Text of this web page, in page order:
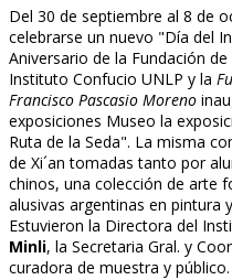
Del 30 de septiembre al 8 de
celebrarse un nuevo "Día del
Aniversario de la Fundación
Instituto Confucio UNLP y la
Francisco Pascasio Moreno
exposiciones Museo la
Ruta de la Seda". La misma
de Xi´an tomadas tanto por
chinos, una colección de arte
alusivas argentinas en pintura
Estuvieron la Directora del
Minli, la Secretaria Gral. y
curadora de muestra y público.